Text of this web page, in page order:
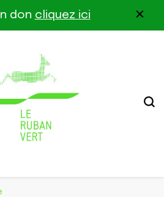
don cliquez ici
Vert